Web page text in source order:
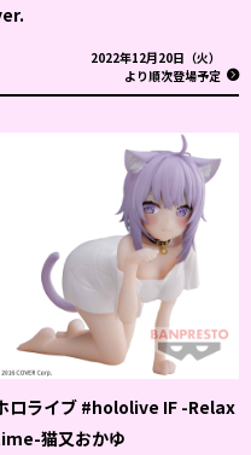
2022年12月20日（火）
より順次登場予定
ロライブ #hololive IF -Relax
猫又おかゆ